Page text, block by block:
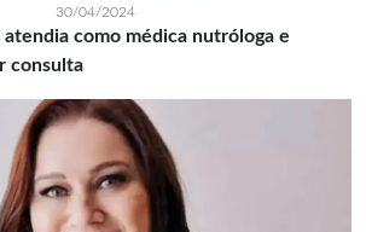
30/04/2024
como médica nutróloga e
consulta